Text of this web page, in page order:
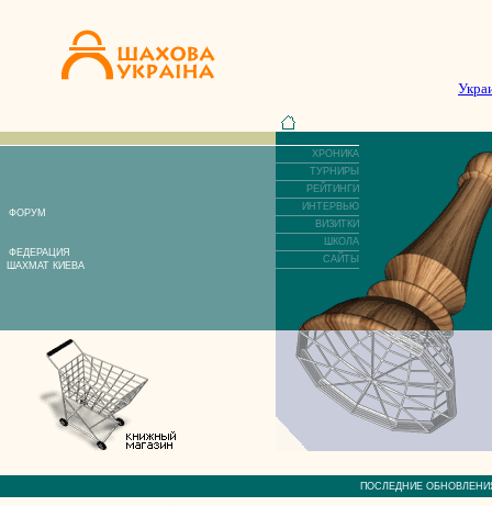
ФОРУМ
ФЕДЕРАЦИЯ
ШАХМАТ КИЕВА
ХРОНИКА
ТУРНИРЫ
РЕЙТИНГИ
ИНТЕРВЬЮ
ВИЗИТКИ
ШКОЛА
САЙТЫ
ПОСЛЕДНИЕ